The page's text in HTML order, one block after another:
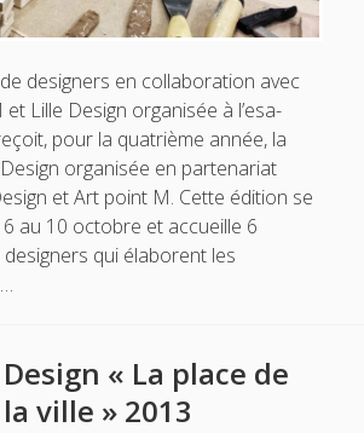
designers en collaboration avec
Lille Design organisée à l’esa-
pour la quatrième année, la
organisée en partenariat
et Art point M. Cette édition se
au 10 octobre et accueille 6
qui élaborent les
« La place de
ville » 2013